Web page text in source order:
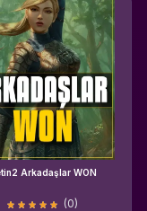
Arkadaşlar WON
(0)